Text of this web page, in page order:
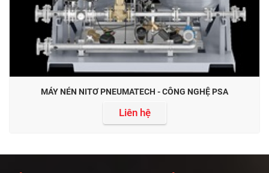
MÁY NÉN NITƠ PNEUMATECH - CÔNG NGHỆ PSA
Liên hệ